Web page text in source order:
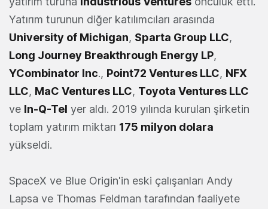
Yatırım turunun diğer katılımcıları arasında
University of Michigan, Sparta Group LLC,
Long Journey Breakthrough Energy LP,
YCombinator Inc., Point72 Ventures LLC, NFX
LLC, MaC Ventures LLC, Toyota Ventures LLC
ve In-Q-Tel yer aldı. 2019 yılında kurulan şirketin
toplam yatırım miktarı 175 milyon dolara
yükseldi.
SpaceX ve Blue Origin'in eski çalışanları Andy
Lapsa ve Thomas Feldman tarafından faaliyete